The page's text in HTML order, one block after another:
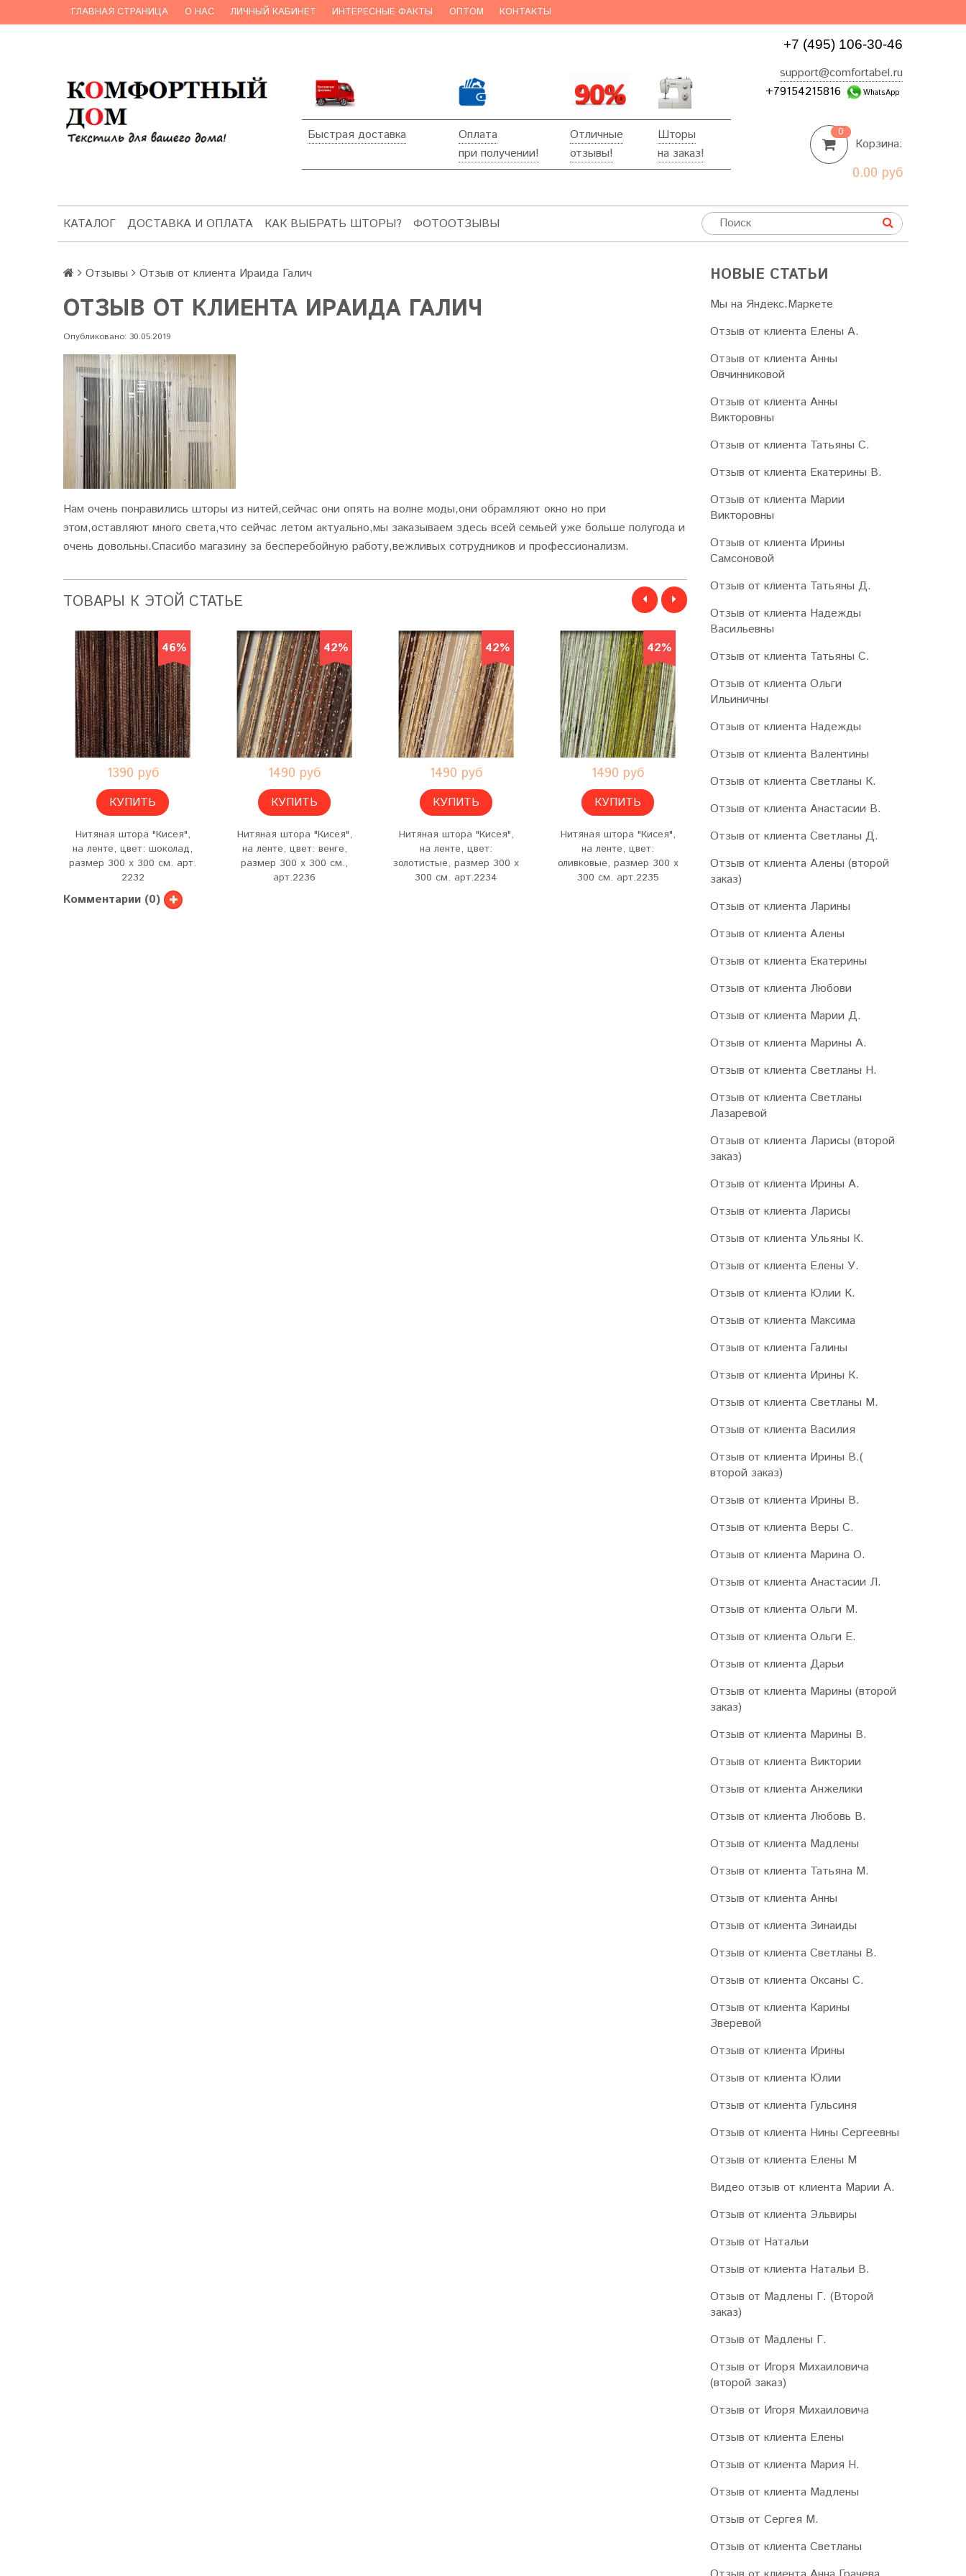
ГЛАВНАЯ СТРАНИЦА О НАС ЛИЧНЫЙ КАБИНЕТ ИНТЕРЕСНЫЕ ФАКТЫ ОПТОМ КОНТАКТЫ
Быстрая доставка
Оплата
при получении!
Отличные
отзывы!
Шторы
на заказ!
+7 (495) 106-30-46
support@comfortabel.ru
+79154215816
WhatsApp
0
Корзина:
0.00 руб
КАТАЛОГ ДОСТАВКА И ОПЛАТА КАК ВЫБРАТЬ ШТОРЫ? ФОТООТЗЫВЫ
НОВЫЕ СТАТЬИ
Мы на Яндекс.Маркете
Отзыв от клиента Елены А.
Отзыв от клиента Анны
Овчинниковой
Отзыв от клиента Анны
Викторовны
Отзыв от клиента Татьяны С.
Отзыв от клиента Екатерины В.
Отзыв от клиента Марии
Викторовны
Отзыв от клиента Ирины
Самсоновой
Отзыв от клиента Татьяны Д.
Отзыв от клиента Надежды
Васильевны
Отзыв от клиента Татьяны С.
Отзыв от клиента Ольги
Ильиничны
Отзыв от клиента Надежды
Отзыв от клиента Валентины
Отзыв от клиента Светланы К.
Отзыв от клиента Анастасии В.
Отзыв от клиента Светланы Д.
Отзыв от клиента Алены (второй
заказ)
Отзыв от клиента Ларины
Отзыв от клиента Алены
Отзыв от клиента Екатерины
Отзыв от клиента Любови
Отзыв от клиента Марии Д.
Отзыв от клиента Марины А.
Отзыв от клиента Светланы Н.
Отзыв от клиента Светланы
Лазаревой
Отзыв от клиента Ларисы (второй
заказ)
Отзыв от клиента Ирины А.
Отзыв от клиента Ларисы
Отзыв от клиента Ульяны К.
Отзыв от клиента Елены У.
Отзыв от клиента Юлии К.
Отзыв от клиента Максима
Отзыв от клиента Галины
Отзыв от клиента Ирины К.
Отзыв от клиента Светланы М.
Отзыв от клиента Василия
Отзыв от клиента Ирины В.(
второй заказ)
Отзыв от клиента Ирины В.
Отзыв от клиента Веры С.
Отзыв от клиента Марина О.
Отзыв от клиента Анастасии Л.
Отзыв от клиента Ольги М.
Отзыв от клиента Ольги Е.
Отзыв от клиента Дарьи
Отзыв от клиента Марины (второй
заказ)
Отзыв от клиента Марины В.
Отзыв от клиента Виктории
Отзыв от клиента Анжелики
Отзыв от клиента Любовь В.
Отзыв от клиента Мадлены
Отзыв от клиента Татьяна М.
Отзыв от клиента Анны
Отзыв от клиента Зинаиды
Отзыв от клиента Светланы В.
Отзыв от клиента Оксаны С.
Отзыв от клиента Карины
Зверевой
Отзыв от клиента Ирины
Отзыв от клиента Юлии
Отзыв от клиента Гульсиня
Отзыв от клиента Нины Сергеевны
Отзыв от клиента Елены М
Видео отзыв от клиента Марии А.
Отзыв от клиента Эльвиры
Отзыв от Натальи
Отзыв от клиента Натальи В.
Отзыв от Мадлены Г. (Второй
заказ)
Отзыв от Мадлены Г.
Отзыв от Игоря Михаиловича
(второй заказ)
Отзыв от Игоря Михаиловича
Отзыв от клиента Елены
Отзыв от клиента Мария Н.
Отзыв от клиента Мадлены
Отзыв от Сергея М.
Отзыв от клиента Светланы
Отзывы Отзыв от клиента Ираида Галич
ОТЗЫВ ОТ КЛИЕНТА ИРАИДА ГАЛИЧ
Опубликовано: 30.05.2019
Нам очень понравились шторы из нитей,сейчас они опять на волне моды,они обрамляют окно но при
этом,оставляют много света,что сейчас летом актуально,мы заказываем здесь всей семьей уже больше полугода и
очень довольны.Спасибо магазину за бесперебойную работу,вежливых сотрудников и профессионализм.
ТОВАРЫ К ЭТОЙ СТАТЬЕ
46%
1390 руб
КУПИТЬ
Нитяная штора "Кисея",
на ленте, цвет: шоколад,
размер 300 х 300 см. арт.
2232
42%
1490 руб
КУПИТЬ
Нитяная штора "Кисея",
на ленте, цвет: венге,
размер 300 х 300 см.,
арт.2236
42%
1490 руб
КУПИТЬ
Нитяная штора "Кисея",
на ленте, цвет:
золотистые, размер 300 х
300 см. арт.2234
42%
1490 руб
КУПИТЬ
Нитяная штора "Кисея",
на ленте, цвет:
оливковые, размер 300 х
300 см. арт.2235
42%
КУПИТЬ
Нитяная штора "Кисея",
черные, размер 300 х 300
Комментарии (0)